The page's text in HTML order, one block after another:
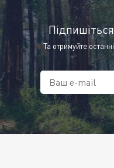
Та отримуйте
Ваш e-mail